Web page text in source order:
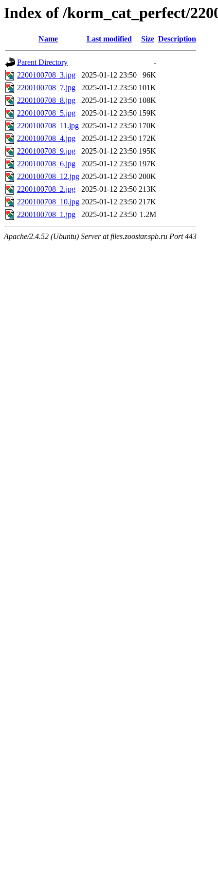
Index of /korm_cat_perfect/
Name Last modified Size Description
Parent Directory
-
2200100708_3.jpg
2025-01-12 23:50
96K
2200100708_7.jpg
2025-01-12 23:50 101K
2200100708_8.jpg
2025-01-12 23:50 108K
2200100708_5.jpg
2025-01-12 23:50 159K
2200100708_11.jpg 2025-01-12 23:50 170K
2200100708_4.jpg
2025-01-12 23:50 172K
2200100708_9.jpg
2025-01-12 23:50 195K
2200100708_6.jpg
2025-01-12 23:50 197K
2200100708_12.jpg 2025-01-12 23:50 200K
2200100708_2.jpg
2025-01-12 23:50 213K
2200100708_10.jpg 2025-01-12 23:50 217K
2200100708_1.jpg
2025-01-12 23:50 1.2M
Apache/2.4.52 (Ubuntu) Server at files.zoostar.spb.ru Port 443